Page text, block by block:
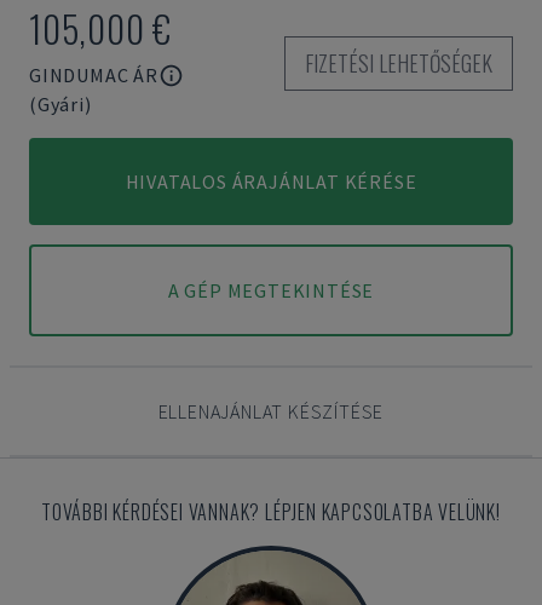
105,000 €
GINDUMAC ÁR
(Gyári)
FIZETÉSI LEHETŐSÉGEK
HIVATALOS ÁRAJÁNLAT KÉRÉSE
A GÉP MEGTEKINTÉSE
ELLENAJÁNLAT KÉSZÍTÉSE
TOVÁBBI KÉRDÉSEI VANNAK? LÉPJEN KAPCSOLATBA VELÜNK!